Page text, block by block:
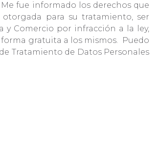
fue informado los derechos que
para su tratamiento, ser
y Comercio por infracción a la ley,
gratuita a los mismos. Puedo
Tratamiento de Datos Personales